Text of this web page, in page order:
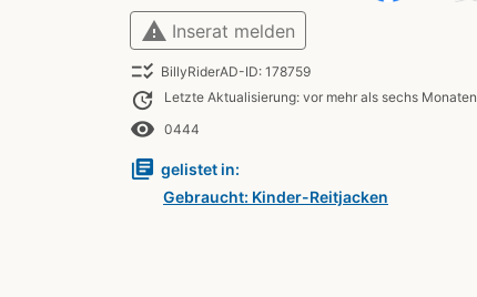
warning Inserat melden
checklist_rtl BillyRiderAD-ID: 178759
update Letzte Aktualisierung: vor mehr als sechs Monaten
remove_red_eye 0444
library_books gelistet in:
Gebraucht: Kinder-Reitjacken